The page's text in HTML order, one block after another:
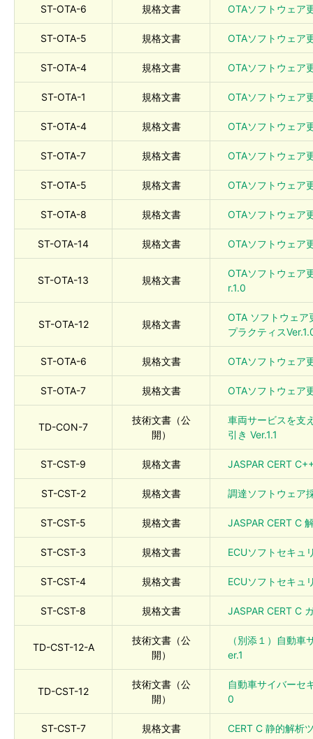
ST-OTA-6 規格文書 OTAソフトウェア
ST-OTA-5 規格文書 OTAソフトウェア
ST-OTA-4 規格文書 OTAソフトウェア
ST-OTA-1 規格文書 OTAソフトウェア
ST-OTA-4 規格文書 OTAソフトウェア
ST-OTA-7 規格文書 OTAソフトウェア
ST-OTA-5 規格文書 OTAソフトウェア
ST-OTA-8 規格文書 OTAソフトウェア
ST-OTA-14 規格文書 OTAソフトウェア
ST-OTA-13 規格文書
OTAソフトウェア
r.1.0
ST-OTA-12 規格文書
OTA ソフトウェア
プラクティス
ST-OTA-6 規格文書 OTAソフトウェア
ST-OTA-7 規格文書 OTAソフトウェア
TD-CON-7
技術文書（公
開）
車両サービスを支
引き Ver.1.1
ST-CST-9 規格文書 JASPAR CERT
ST-CST-2 規格文書 調達ソフトウェア
ST-CST-5 規格文書 JASPAR CERT C
ST-CST-3 規格文書 ECUソフトセキュ
ST-CST-4 規格文書 ECUソフトセキュ
ST-CST-8 規格文書 JASPAR CERT C
TD-CST-12-A
技術文書（公
開）
（別添１）自動
er.1
TD-CST-12
技術文書（公
開）
自動車サイバーセ
0
ST-CST-7 規格文書 CERT C 静的解析